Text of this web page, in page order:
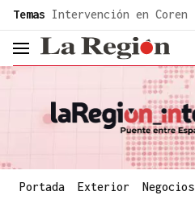
common.go-to-content
Temas Intervención en Coren
header.menu.open
Portada Exterior Negocios